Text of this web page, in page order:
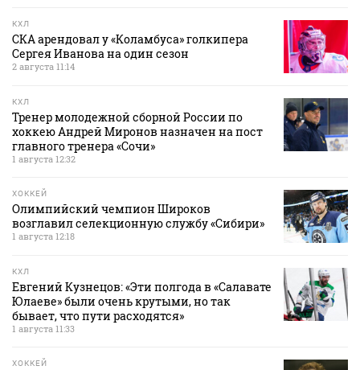
КХЛ
СКА арендовал у «Коламбуса» голкипера
Сергея Иванова на один сезон
2 августа 11:14
КХЛ
Тренер молодежной сборной России по
хоккею Андрей Миронов назначен на пост
главного тренера «Сочи»
1 августа 12:32
ХОККЕЙ
Олимпийский чемпион Широков
возглавил селекционную службу «Сибири»
1 августа 12:18
КХЛ
Евгений Кузнецов: «Эти полгода в «Салавате
Юлаеве» были очень крутыми, но так
бывает, что пути расходятся»
1 августа 11:33
ХОККЕЙ